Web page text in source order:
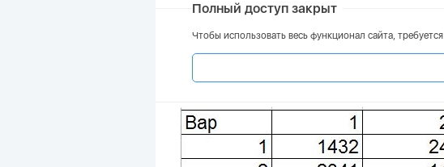
Полный доступ закрыт
Чтобы использовать весь функционал сайта, требуется